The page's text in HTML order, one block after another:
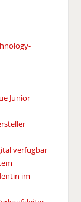
Junior
verfügbar
im